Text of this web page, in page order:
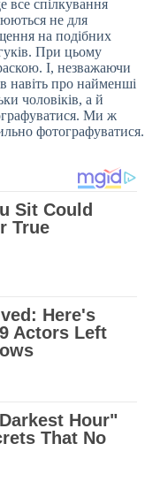
все спілкування
не для
на подібних
При цьому
І, незважаючи
навіть про найменші
чоловіків, а й
Ми ж
фотографуватися.